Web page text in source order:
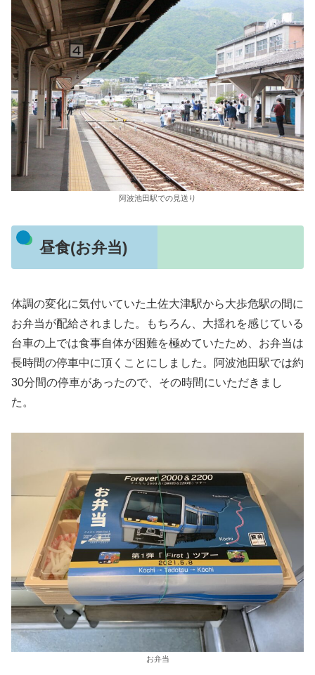
阿波池田駅での見送り
昼食(お弁当)
体調の変化に気付いていた土佐大津駅から大歩危駅の間に
お弁当が配給されました。もちろん、大揺れを感じている
台車の上では食事自体が困難を極めていたため、お弁当は
長時間の停車中に頂くことにしました。阿波池田駅では約
30分間の停車があったので、その時間にいただきまし
た。
お弁当